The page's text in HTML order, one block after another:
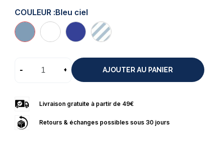
COULEUR :Bleu ciel
- + AJOUTER AU PANIER
Livraison gratuite à partir de 49€
Retours & échanges possibles sous 30 jours